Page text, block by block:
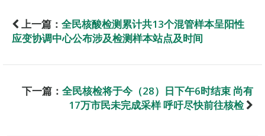
上一篇： 全民核酸检测累计共13个混管样本呈阳性
应变协调中心公布涉及检测样本站点及时间
下一篇： 全民核检将于今（28）日下午6时结束 尚有
17万市民未完成采样 呼吁尽快前往核检